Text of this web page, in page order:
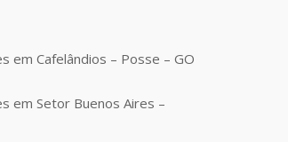
em Cafelândios – Posse – GO
em Setor Buenos Aires –